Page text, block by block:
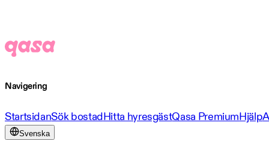
Navigering
StartsidanSök bostadHitta hyresgästQasa PremiumHjälp
Svenska